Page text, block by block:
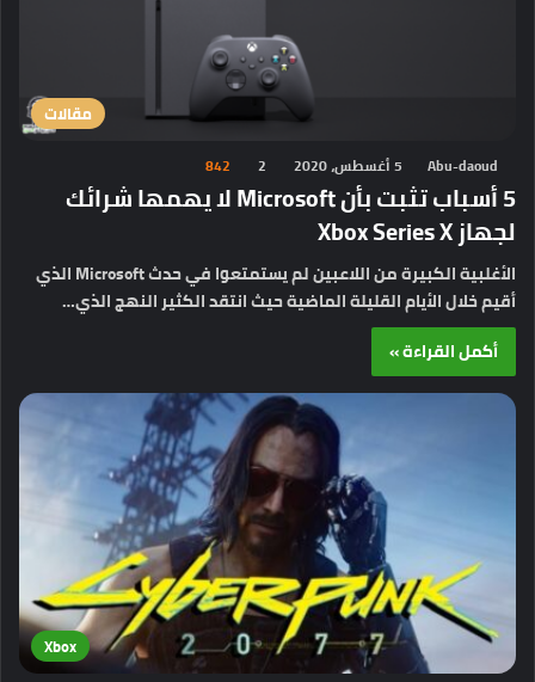
مقالات
Abu-daoud 5 أغسطس، 2020 2
842
5 أسباب تثبت بأن Microsoft لا يهمها شرائك
لجهاز Xbox Series X
الأغلبية الكبيرة من اللاعبين لم يستمتعوا في حدث Microsoft الذي
أقيم خلال الأيام القليلة الماضية حيث انتقد الكثير النهج الذي…
أكمل القراءة »
Xbox